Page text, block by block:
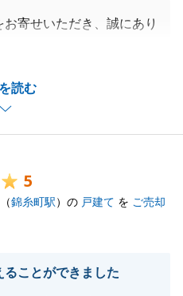
読む
寄せいただき、誠にあり
。
いう最大のお褒めの言葉
スタッフ一同にとって何
った親切で丁寧な対応を
だけるサービスを提供で
。
を、心よりお待ち申し上
5
（錦糸町駅）の 戸建て を ご売却
ことができました